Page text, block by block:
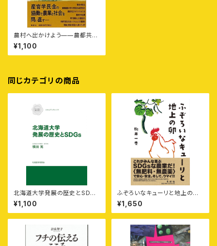
農村へ出かけよう——農都共生
と食育のすすめ
¥1,100
同じカテゴリの商品
北海道大学発展の歴史とSDGs
［エルムブックレット1］
¥1,100
ふぞろいなキューリと地上の卵
——〈無肥料・無農薬〉の野菜と
卵を100キロ離れた札幌に宅配
する北海道豊浦町の農家のおじ
¥1,650